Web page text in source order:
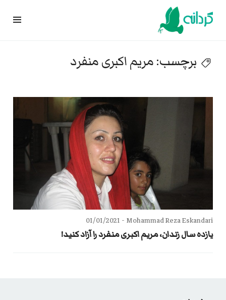
Skip
برچسب:مریم اکبری منفرد
Mohammad Reza Eskandari -
01/01/2021
یازده سال زندان، مریم اکبری منفرد را آزاد کنید!